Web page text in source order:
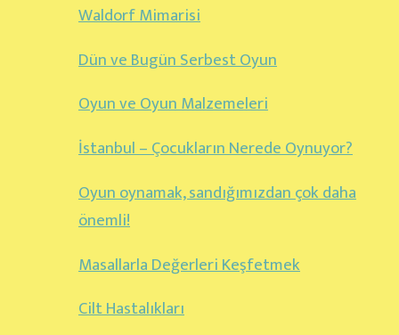
Waldorf Mimarisi
Dün ve Bugün Serbest Oyun
Oyun ve Oyun Malzemeleri
İstanbul – Çocukların Nerede Oynuyor?
Oyun oynamak, sandığımızdan çok daha
önemli!
Masallarla Değerleri Keşfetmek
Cilt Hastalıkları